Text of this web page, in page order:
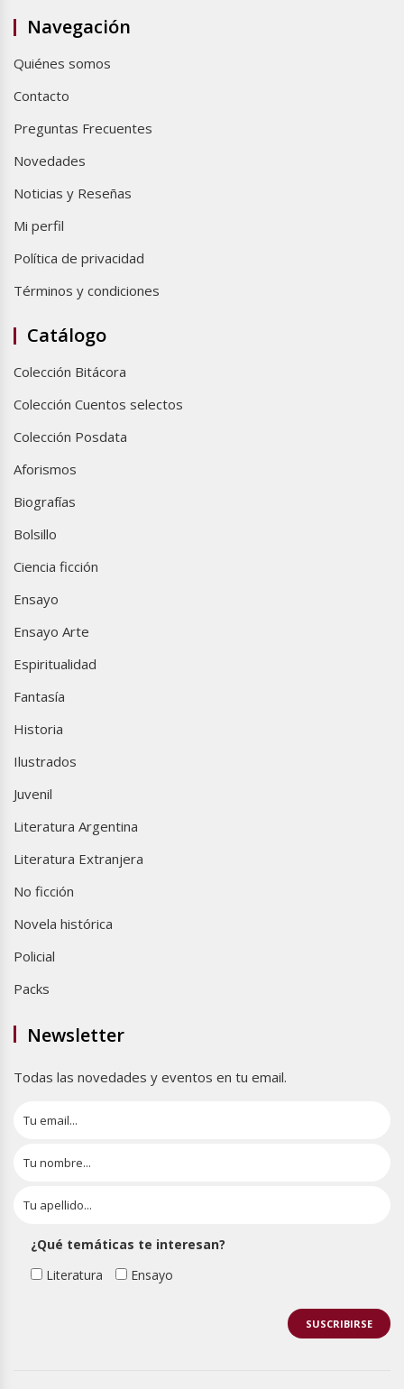
Navegación
Quiénes somos
Contacto
Preguntas Frecuentes
Novedades
Noticias y Reseñas
Mi perfil
Política de privacidad
Términos y condiciones
Catálogo
Colección Bitácora
Colección Cuentos selectos
Colección Posdata
Aforismos
Biografías
Bolsillo
Ciencia ficción
Ensayo
Ensayo Arte
Espiritualidad
Fantasía
Historia
Ilustrados
Juvenil
Literatura Argentina
Literatura Extranjera
No ficción
Novela histórica
Policial
Packs
Newsletter
Todas las novedades y eventos en tu email.
¿Qué temáticas te interesan?
Literatura
Ensayo